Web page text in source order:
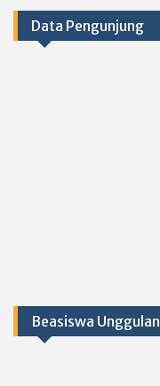
Data Pengunjung
Beasiswa Unggulan